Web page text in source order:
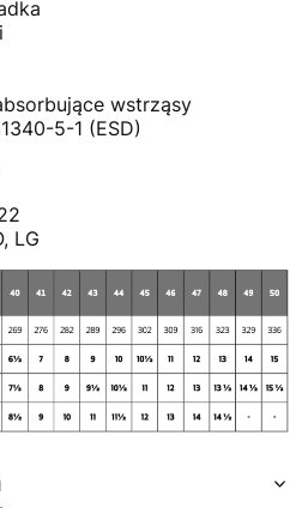
wstrząsy
5-1 (ESD)
LG